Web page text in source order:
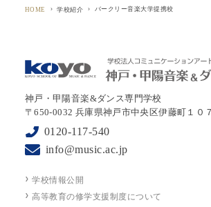
HOME 学校紹介 バークリー音楽大学提携校
神戸・甲陽音楽&ダンス専門学校
〒650-0032 兵庫県神戸市中央区伊藤町１０
0120-117-540
info@music.ac.jp
学校情報公開
高等教育の修学支援制度について